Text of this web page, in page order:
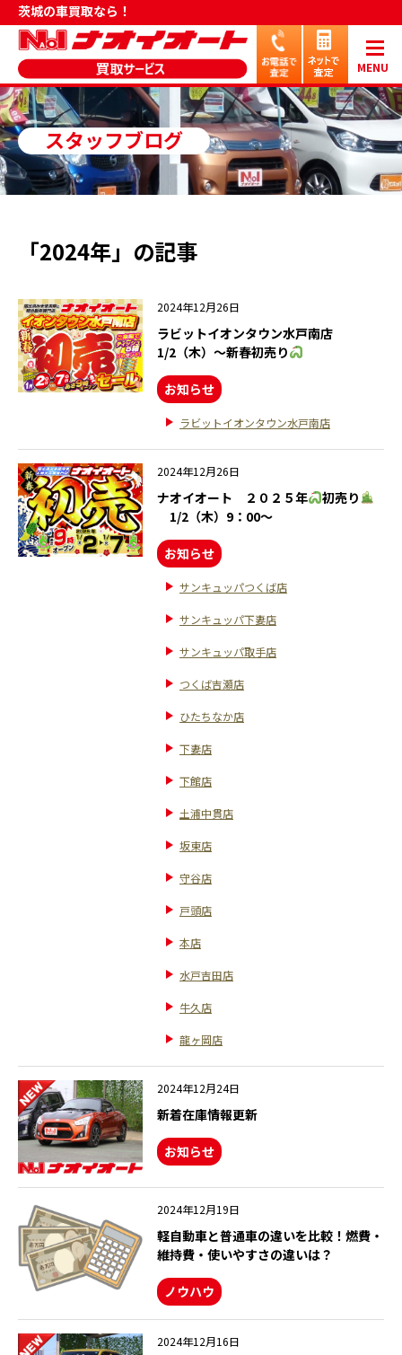
茨城の車買取なら！
MENU
スタッフブログ
「2024年」の記事
2024年12月26日
ラビットイオンタウン水戸南店
1/2（木）～新春初売り
お知らせ
ラビットイオンタウン水戸南店
2024年12月26日
ナオイオート ２０２５年
初売り
1/2（木）9：00～
お知らせ
サンキュッパつくば店
サンキュッパ下妻店
サンキュッパ取手店
つくば吉瀬店
ひたちなか店
下妻店
下館店
土浦中貫店
坂東店
守谷店
戸頭店
本店
水戸吉田店
牛久店
龍ヶ岡店
2024年12月24日
新着在庫情報更新
お知らせ
2024年12月19日
軽自動車と普通車の違いを比較！燃費・
維持費・使いやすさの違いは？
ノウハウ
2024年12月16日